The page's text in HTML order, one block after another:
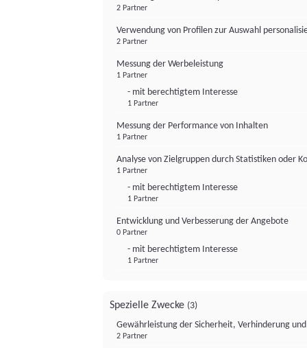
2 Partner
Verwendung von Profilen zur Auswahl
2 Partner
Messung der Werbeleistung
1 Partner
- mit berechtigtem Interesse
1 Partner
Messung der Performance von Inhalten
1 Partner
Analyse von Zielgruppen durch Statistiken oder
1 Partner
- mit berechtigtem Interesse
1 Partner
Entwicklung und Verbesserung der Angebote
0 Partner
- mit berechtigtem Interesse
1 Partner
Spezielle Zwecke (3)
Gewährleistung der Sicherheit, Verhinderung
2 Partner